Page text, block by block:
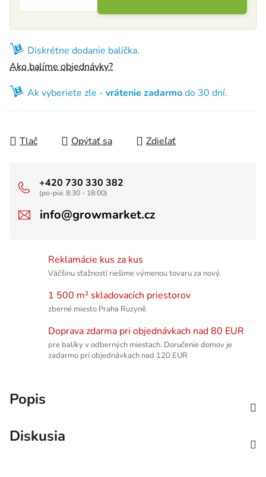
Diskrétne dodanie balíčka.
Ako balíme objednávky?
Ak vyberiete zle - vrátenie zadarmodo 30 dní.
Tlač Opýtať sa Zdieľať
+420 730 330 382
(po-pia: 8:30 - 18:00)
info@growmarket.cz
Reklamácie kus za kus
Väčšinu sťažností riešime výmenou tovaru za nový.
1 500 m² skladovacích priestorov
zberné miesto Praha Ruzyně
Doprava zdarma pri objednávkach nad 80 EUR
pre balíky v odberných miestach. Doručenie domov je
zadarmo pri objednávkach nad 120 EUR
Popis
Diskusia